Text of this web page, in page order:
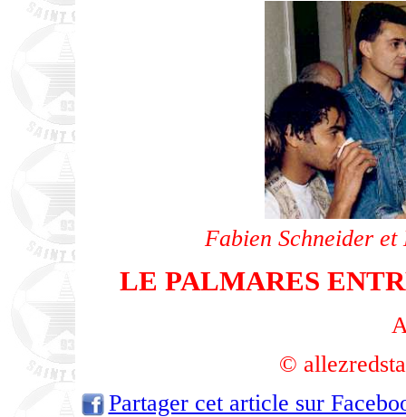
Fabien Schneider et
LE PALMARES
©
Partager cet article sur